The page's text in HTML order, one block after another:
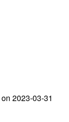
2023-03-31